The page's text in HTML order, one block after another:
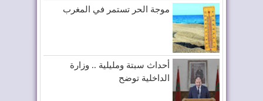
موجة الحر تستمر في المغرب
أحداث سبتة ومليلية .. وزارة
الداخلية توضح